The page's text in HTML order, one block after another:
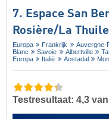
7. Espace San
Rosière/​La Thuile
Europa Frankrijk Auvergne-
Blanc
Savoie Albertville
Europa
Italië Aostadal
Testresultaat: 4,3